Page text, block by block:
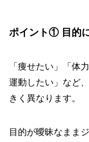
ポイント① 目的
「痩せたい」「体
運動したい」など
きく異なります。
目的が曖昧なまま